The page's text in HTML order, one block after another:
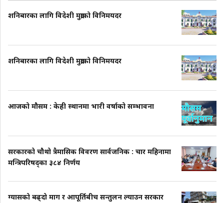
शनिबारका लागि विदेशी मुद्राको विनिमयदर
शनिबारका लागि विदेशी मुद्राको विनिमयदर
आजको मौसम : केही स्थानमा भारी वर्षाको सम्भावना
सरकारको चौथो त्रैमासिक विवरण सार्वजनिक : चार महिनामा
मन्त्रिपरिषद्का ३८४ निर्णय
ग्यासको बढ्दो माग र आपूर्तिबीच सन्तुलन ल्याउन सरकार